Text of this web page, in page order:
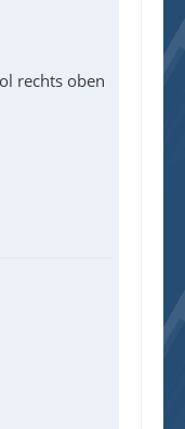
rechts oben